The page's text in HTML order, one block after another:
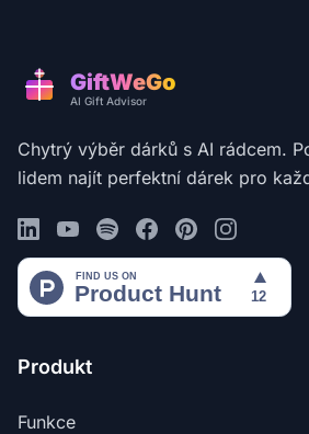
GiftWeGo
AI Gift Advisor
Chytrý výběr dárků s AI rádcem.
lidem najít perfektní dárek pro
Produkt
Funkce